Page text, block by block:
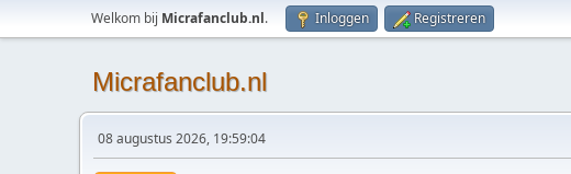
Welkom bij Micrafanclub.nl. Inloggen Registreren
Micrafanclub.nl
08 augustus 2026, 19:59:04